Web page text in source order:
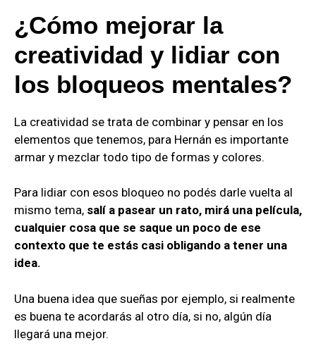
¿Cómo mejorar la
creatividad y lidiar con
los bloqueos mentales?
La creatividad se trata de combinar y pensar en los
elementos que tenemos, para Hernán es importante
armar y mezclar todo tipo de formas y colores.
Para lidiar con esos bloqueo no podés darle vuelta al
mismo tema, salí a pasear un rato, mirá una película,
cualquier cosa que se saque un poco de ese
contexto que te estás casi obligando a tener una
idea.
Una buena idea que sueñas por ejemplo, si realmente
es buena te acordarás al otro día, si no, algún día
llegará una mejor.